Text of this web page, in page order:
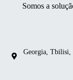
Somos a
Georgia, Tbilisi,